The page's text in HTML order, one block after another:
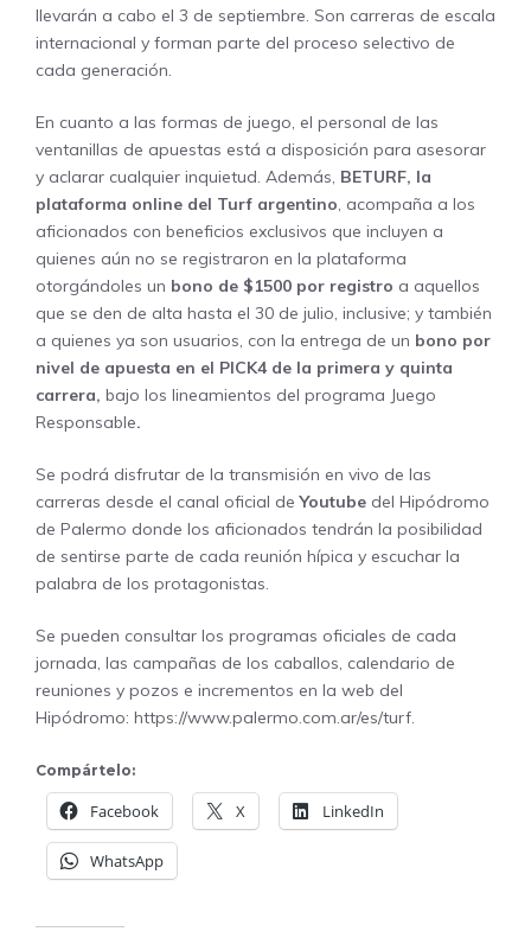
llevarán a cabo el 3 de septiembre. Son carreras de escala
internacional y forman parte del proceso selectivo de
cada generación.
En cuanto a las formas de juego, el personal de las
ventanillas de apuestas está a disposición para asesorar
y aclarar cualquier inquietud. Además, BETURF, la
plataforma online del Turf argentino, acompaña a los
aficionados con beneficios exclusivos que incluyen a
quienes aún no se registraron en la plataforma
otorgándoles un bono de $1500 por registro a aquellos
que se den de alta hasta el 30 de julio, inclusive; y también
a quienes ya son usuarios, con la entrega de un bono por
nivel de apuesta en el PICK4 de la primera y quinta
carrera, bajo los lineamientos del programa Juego
Responsable.
Se podrá disfrutar de la transmisión en vivo de las
carreras desde el canal oficial deYoutube del Hipódromo
de Palermo donde los aficionados tendrán la posibilidad
de sentirse parte de cada reunión hípica y escuchar la
palabra de los protagonistas.
Se pueden consultar los programas oficiales de cada
jornada, las campañas de los caballos, calendario de
reuniones y pozos e incrementos en la web del
Hipódromo: https://www.palermo.com.ar/es/turf.
Compártelo:
Facebook X LinkedIn
WhatsApp